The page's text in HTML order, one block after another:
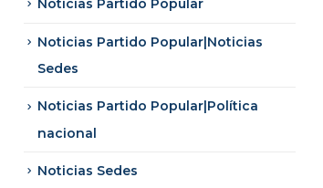
Noticias Partido Popular
Noticias Partido Popular|Noticias
Sedes
Noticias Partido Popular|Política
nacional
Noticias Sedes